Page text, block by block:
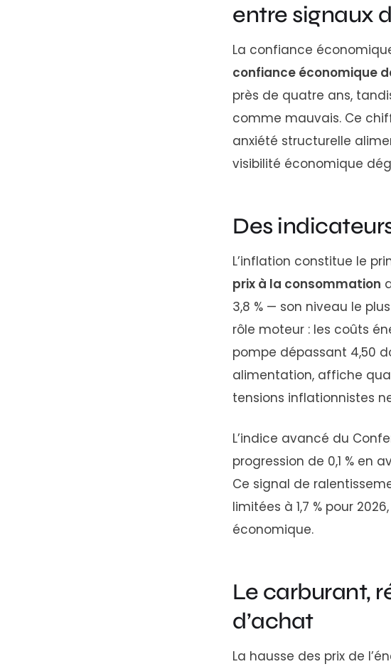
entre signaux
La confiance
confiance économique
près de quatre ans,
comme mauvais. Ce
anxiété structurelle
visibilité économique
Des
L’inflation constitue le
prix à la consommation
3,8 % — son niveau le
rôle moteur : les coûts
pompe dépassant 4,50
alimentation, affiche
tensions inflationnistes
L’indice avancé du
progression de 0,1 % en
Ce signal de
limitées à 1,7 % pour
économique.
Le carburant,
d’achat
La hausse des prix de